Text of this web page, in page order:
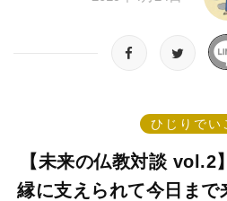
ひじりでい
【未来の仏教対談 vol.2
縁に支えられて今日まで